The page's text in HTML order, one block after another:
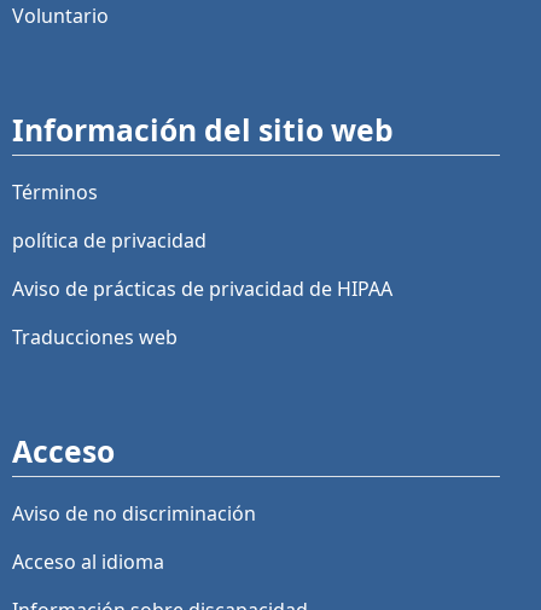
Voluntario
Información del sitio web
Términos
política de privacidad
Aviso de prácticas de privacidad de HIPAA
Traducciones web
Acceso
Aviso de no discriminación
Acceso al idioma